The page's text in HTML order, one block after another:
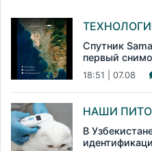
Спутник
первый
18:51 | 07.08
НАШИ
В